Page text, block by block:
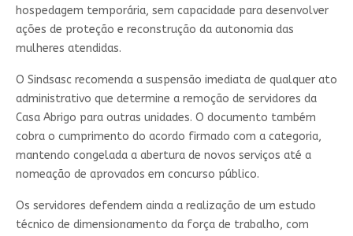
hospedagem temporária, sem capacidade para desenvolver
ações de proteção e reconstrução da autonomia das
mulheres atendidas.
O Sindsasc recomenda a suspensão imediata de qualquer ato
administrativo que determine a remoção de servidores da
Casa Abrigo para outras unidades. O documento também
cobra o cumprimento do acordo firmado com a categoria,
mantendo congelada a abertura de novos serviços até a
nomeação de aprovados em concurso público.
Os servidores defendem ainda a realização de um estudo
técnico de dimensionamento da força de trabalho, com